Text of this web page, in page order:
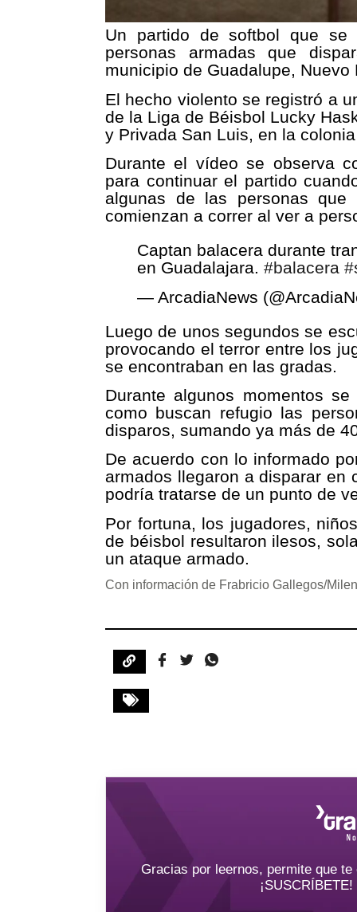
Un partido de softbol que se
personas armadas que
municipio de Guadalupe, Nuevo
El hecho violento se registró a
de la Liga de Béisbol Lucky
y Privada San Luis, en la
Durante el vídeo se observa
para continuar el partido
algunas de las personas
comienzan a correr al ver a
Captan balacera durante
en Guadalajara. #balacera
— ArcadiaNews
Luego de unos segundos se
provocando el terror entre los
se encontraban en las gradas.
Durante algunos momentos
como buscan refugio las
disparos, sumando ya más de
De acuerdo con lo informado
armados llegaron a disparar en
podría tratarse de un punto de
Por fortuna, los jugadores,
de béisbol resultaron ilesos,
un ataque armado.
Con información de Frabricio Gallegos/
Gracias por leernos, permite que